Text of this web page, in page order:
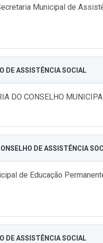
Municipal de
DE ASSISTÊNCIA SOCIAL
DO CONSELHO
DE ASSISTÊNCIA
de Educação
DE ASSISTÊNCIA SOCIAL